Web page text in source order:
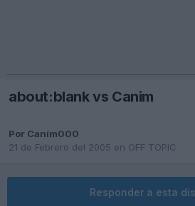
about:blank vs Canim
Por Caním000
21 de Febrero del 2005 en OFF TOPIC
Responder a esta